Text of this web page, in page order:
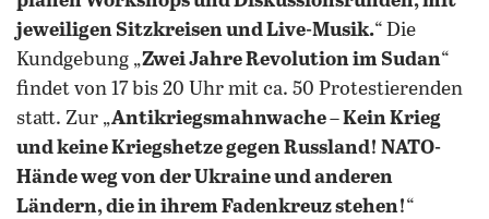
jeweiligen Sitzkreisen und Live-Musik.“ Die
Kundgebung „Zwei Jahre Revolution im Sudan“
findet von 17 bis 20 Uhr mit ca. 50 Protestierenden
statt. Zur „Antikriegsmahnwache – Kein Krieg
und keine Kriegshetze gegen Russland! NATO-
Hände weg von der Ukraine und anderen
Ländern, die in ihrem Fadenkreuz stehen!“